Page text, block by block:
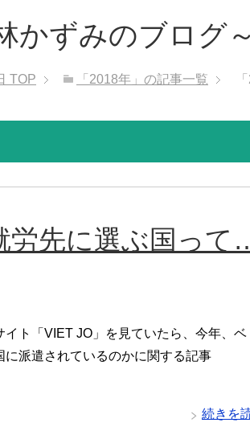
かずみのブログ
TOP 「2018年」の記事一覧
労先に選ぶ国って
イト「VIET JO」を見ていたら、今年、ベ
に派遣されているのかに関する記事
続きを